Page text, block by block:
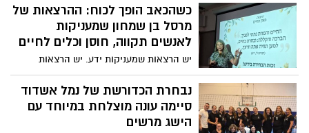
IMEC, שקיימו המרכז לדיאלוג אסטרטגי
במכללה האקדמית נתניה והמכון למדיניות
ואסטרטגיה ימית בחיפה בהובלת תא"ל (מיל)
פרופסור שאול חורב, בשיתוף קרן קונרד
אדנאואר והמשרד לשיתוף פעולה אזורי
כשהכאב הופך לכוח: ההרצאות של
מרסל בן שמחון שמעניקות
לאנשים תקווה, חוסן וכלים לחיים
יש הרצאות שמעניקות ידע. יש הרצאות
שמעבירות ערב נעים. ויש הרצאות שמצליחות
לגעת בלב, לשנות נקודת מבט ולהעניק
לאנשים כוח אמיתי להמשיך הלאה. זו בדיוק
התחושה שליוותה את המשתתפים בסדרת
נבחרת הכדורשת של נמל אשדוד
סיימה עונה מוצלחת במיוחד עם
הישג מרשים